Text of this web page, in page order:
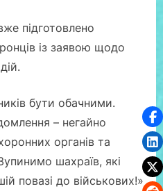
підготовлено
із заявою щодо
бути обачними.
– негайно
органів та
шахраїв, які
повазі до військових!»